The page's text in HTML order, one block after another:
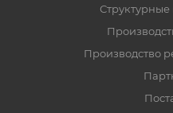
Производство